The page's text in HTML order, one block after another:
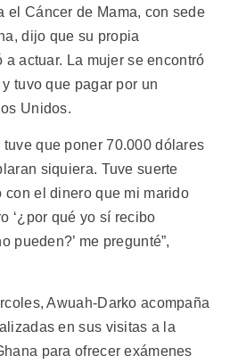
el Cáncer de Mama, con sede
dijo que su propia
actuar. La mujer se encontró
tuvo que pagar por un
Unidos.
que poner 70.000 dólares
siquiera. Tuve suerte
con el dinero que mi marido
‘¿por qué yo sí recibo
pueden?’ me pregunté”,
Awuah-Darko acompaña
en sus visitas a la
para ofrecer exámenes